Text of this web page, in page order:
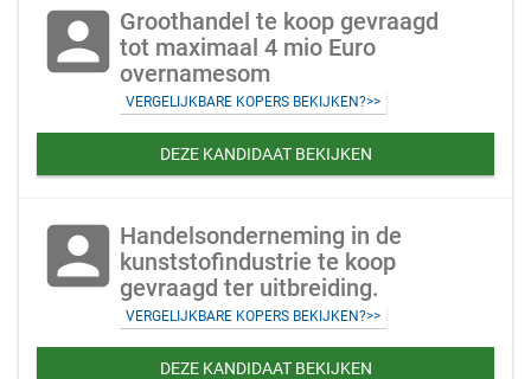
account_box Groothandel te koop gevraagd
tot maximaal 4 mio Euro
overnamesom
VERGELIJKBARE KOPERS BEKIJKEN?>>
DEZE KANDIDAAT BEKIJKEN
account_box Handelsonderneming in de
kunststofindustrie te koop
gevraagd ter uitbreiding.
VERGELIJKBARE KOPERS BEKIJKEN?>>
DEZE KANDIDAAT BEKIJKEN